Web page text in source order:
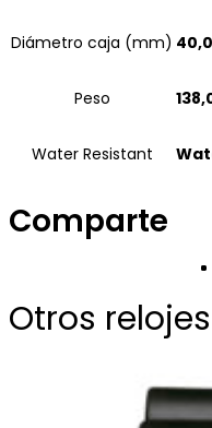
Diámetro caja (mm)
Peso
Water Resistant
Comparte
Otros